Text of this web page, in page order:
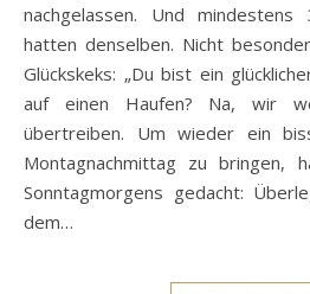
nachgelassen. Und
hatten denselben. Nicht
Glückskeks: „Du bist ein
auf einen Haufen? Na, wir
übertreiben. Um wieder ein
Montagnachmittag zu bringen,
Sonntagmorgens gedacht:
dem…